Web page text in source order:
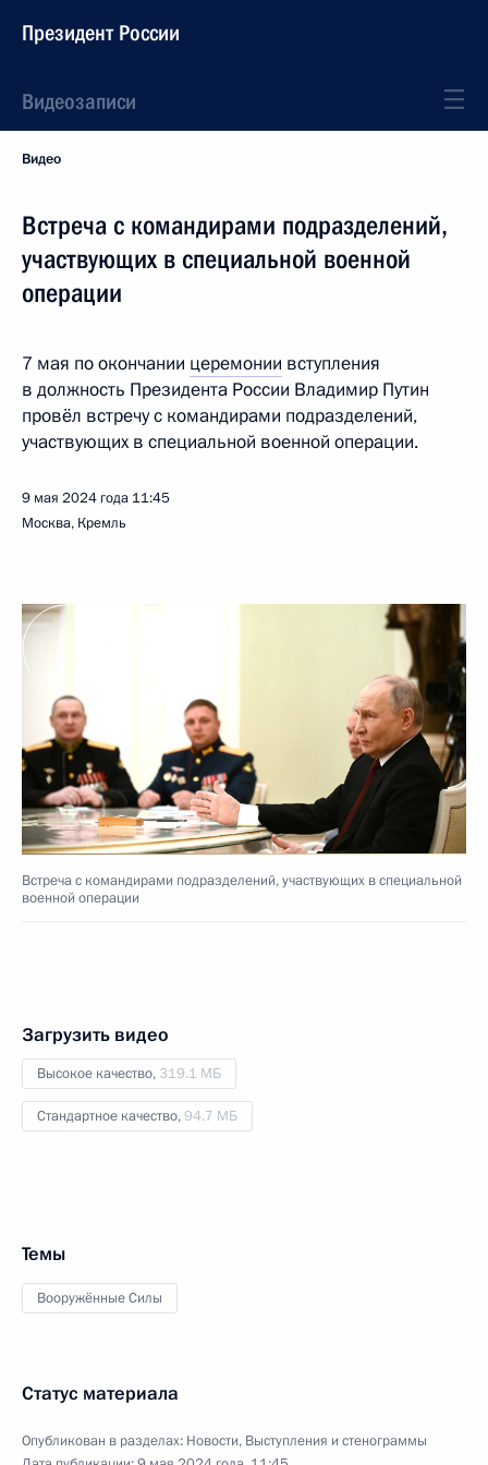
Президент России
Видеозаписи
Видео
Встреча с командирами подразделений,
участвующих в специальной военной
операции
7 мая по окончании церемонии вступления
в должность Президента России Владимир Путин
провёл встречу с командирами подразделений,
участвующих в специальной военной операции.
9 мая 2024 года 11:45
Москва, Кремль
Встреча с командирами подразделений, участвующих в специальной
военной операции
Загрузить видео
Высокое качество, 319.1 МБ
Стандартное качество,94.7 МБ
Темы
Вооружённые Силы
Статус материала
Опубликован в разделах: Новости, Выступления и стенограммы